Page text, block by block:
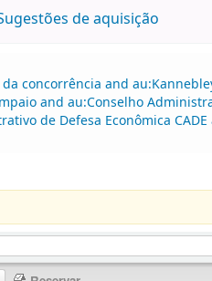
de aquisição
concorrência and
and au:Conselho
de Defesa Econômica